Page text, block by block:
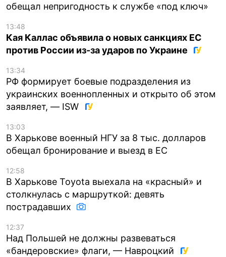
обещал непригодность к службе «под ключ»
13:48
Кая Каллас объявила о новых санкциях ЕС
против России из-за ударов по Украине
13:34
РФ формирует боевые подразделения из
украинских военнопленных и открыто об этом
заявляет, — ISW
13:03
В Харькове военный НГУ за 8 тыс. долларов
обещал бронирование и выезд в ЕС
12:58
В Харькове Toyota выехала на «красный» и
столкнулась с маршруткой: девять
пострадавших
12:37
Над Польшей не должны развеваться
«бандеровские» флаги, — Навроцкий